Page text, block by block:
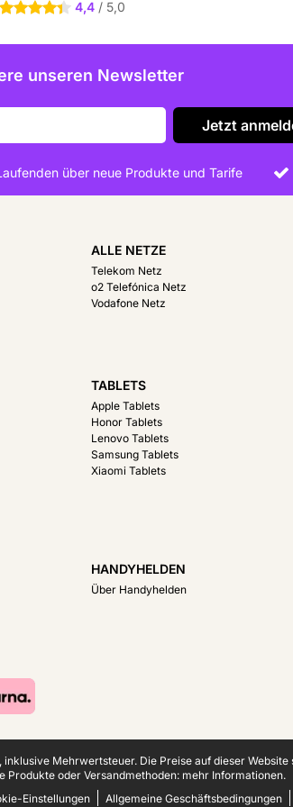
und
4.4 Sterne 4,4 / 5,0
unseren Newsletter
Jetzt
über neue Produkte und Tarife
ALLE NETZE
Telekom Netz
o2 Telefónica Netz
Vodafone Netz
TABLETS
Apple Tablets
Honor Tablets
Lenovo Tablets
Samsung Tablets
Xiaomi Tablets
HANDYHELDEN
Über Handyhelden
inklusive Mehrwertsteuer. Die Preise auf dieser
Produkte oder Versandmethoden: mehr Informationen.
Einstellungen Allgemeine Geschäftsbedingungen